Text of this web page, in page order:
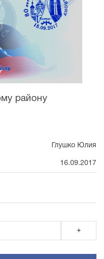
району
Глушко Юлия
16.09.2017
+